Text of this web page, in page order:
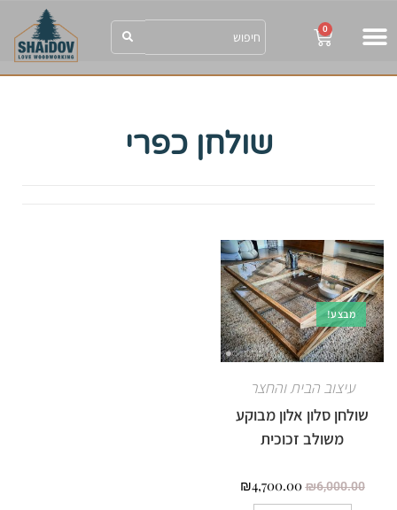
0
שולחן כפרי
מבצע!
עיצוב הבית והחצר
שולחן סלון אלון מבוקע
משולב זכוכית
₪6,000.00
₪4,700.00